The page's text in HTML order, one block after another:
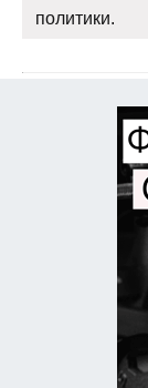
политики.